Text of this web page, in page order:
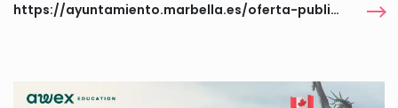
https://ayuntamiento.marbella.es/oferta-publica/subvenciones-y-becas/5140-convocatoria-seis-becas-miuc-2026-2027.html